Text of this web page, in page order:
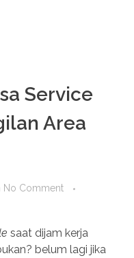
Service
Area
No Comment
saat dijam kerja
belum lagi jika